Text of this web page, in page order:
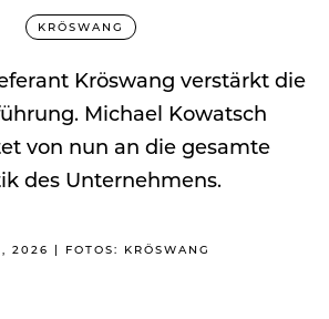
KRÖSWANG
Kröswang verstärkt die
Michael Kowatsch
von nun an die gesamte
des Unternehmens.
2026 | FOTOS: KRÖSWANG